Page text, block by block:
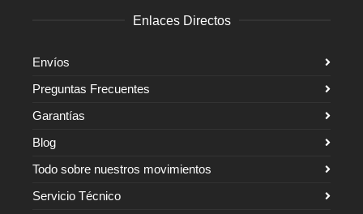
Enlaces Directos
Envíos
Preguntas Frecuentes
Garantías
Blog
Todo sobre nuestros movimientos
Servicio Técnico